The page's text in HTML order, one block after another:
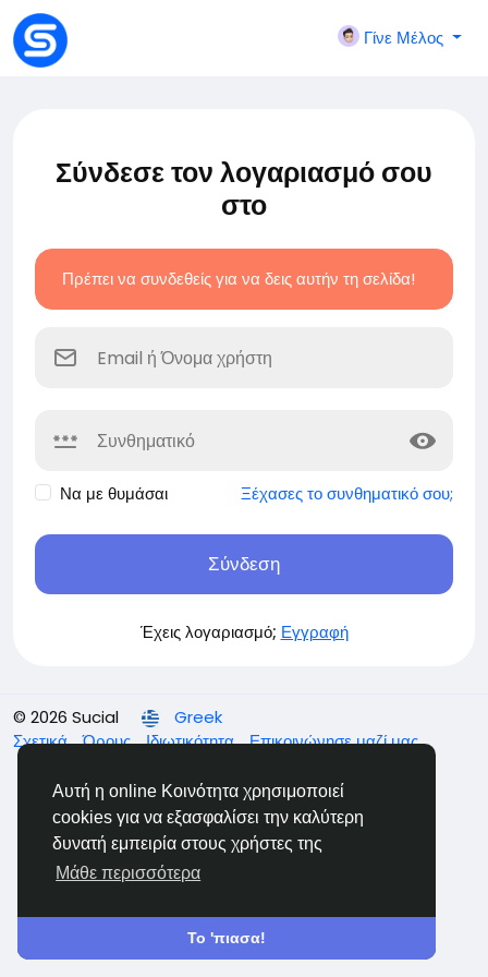
Αυτή η online Κοινότητα χρησιμοποιεί
cookies για να εξασφαλίσει την καλύτερη
δυνατή εμπειρία στους χρήστες της
Μάθε περισσότερα
Το 'πιασα!
Γίνε Μέλος
Σύνδεσε τον λογαριασμό σου
στο
Πρέπει να συνδεθείς για να δεις αυτήν τη σελίδα!
Να με θυμάσαι Ξέχασες το συνθηματικό σου;
Σύνδεση
Έχεις λογαριασμό; Εγγραφή
© 2026 Sucial
Greek
Σχετικά Όρους Ιδιωτικότητα Επικοινώνησε μαζί μας